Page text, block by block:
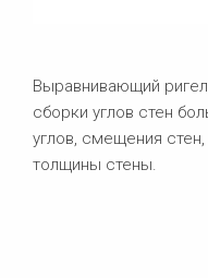
Выравнивающий
сборки углов стен
углов, смещения
толщины стены.